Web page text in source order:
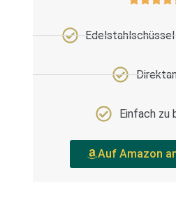
Einfach zu
Auf Amazon